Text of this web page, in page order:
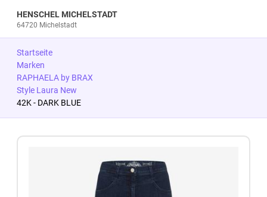
HENSCHEL MICHELSTADT
64720 Michelstadt
Startseite
Marken
RAPHAELA by BRAX
Style Laura New
42K - DARK BLUE